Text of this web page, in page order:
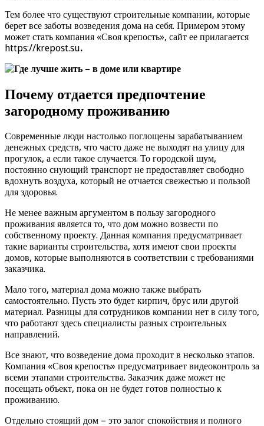
Тем более что существуют строительные компании, которые
берет все заботы возведения дома на себя. Примером этому
может стать компания «Своя крепость», сайт ее прилагается
https://krepost.su.
Почему отдается предпочтение
загородному проживанию
Современные люди настолько поглощены зарабатыванием
денежных средств, что часто даже не выходят на улицу для
прогулок, а если такое случается. То городской шум,
постоянно снующий транспорт не предоставляет свободно
вдохнуть воздуха, который не отчается свежестью и пользой
для здоровья.
Не менее важным аргументом в пользу загородного
проживания является то, что дом можно возвести по
собственному проекту. Данная компания предусматривает
такие варианты строительства, хотя имеют свои проекты
домов, которые выполняются в соответствии с требованиями
заказчика.
Мало того, материал дома можно также выбрать
самостоятельно. Пусть это будет кирпич, брус или другой
материал. Разницы для сотрудников компании нет в силу того,
что работают здесь специалисты разных строительных
направлений.
Все знают, что возведение дома проходит в несколько этапов.
Компания «Своя крепость» предусматривает видеоконтроль за
всеми этапами строительства. Заказчик даже может не
посещать объект, пока он не будет готов полностью к
проживанию.
Отдельно стоящий дом – это залог спокойствия и полного